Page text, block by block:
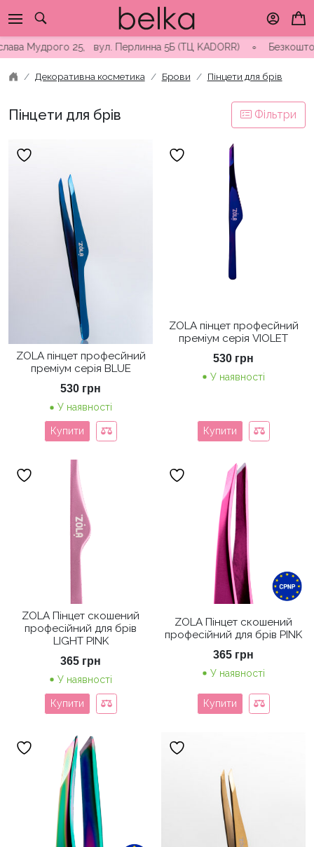
to
content
Мудрого 25, вул. Перлинна 5Б (ТЦ KADORR) ∘ Безкоштовна
Декоративна косметика Брови Пінцети для брів
Пінцети для брів Фільтри
ZOLA пінцет професйний
преміум серія BLUE
530 грн
У наявності
Купити
ZOLA пінцет професйний
преміум серія VIOLET
530 грн
У наявності
Купити
ZOLA Пінцет скошений
професійний для брів
LIGHT PINK
365 грн
У наявності
Купити
ZOLA Пінцет скошений
професійний для брів PINK
365 грн
У наявності
Купити